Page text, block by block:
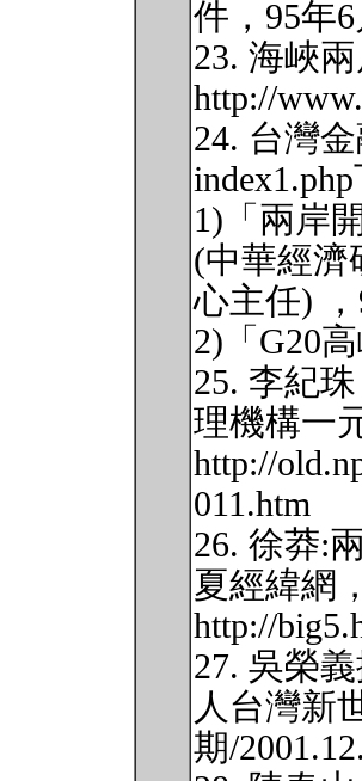
件，95年6
23. 海峽
http://
24. 台灣
1)「兩岸
(中華經濟
心主任)
2)「G20
25. 李紀
理機構一
http://
011.htm
26. 徐莽:
夏經緯網
http://
27. 吳榮
人台灣新
期/